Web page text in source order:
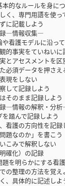
的なルールを身に
、専門用語を使っ
に記載しよう
―情報収集―
看護モデルに沿っ
事実をていねいに
アセスメントを区
須データを押さえ
現をしない
して記録しよう
のまま記録しよう
―情報の解釈・分
踏んで記録しよう
護の方向性を記録
なのか」を書こう
こみで解釈しない
確化）の記録
を明らかにする看
整理の方法を覚え
具体的に記述しよ